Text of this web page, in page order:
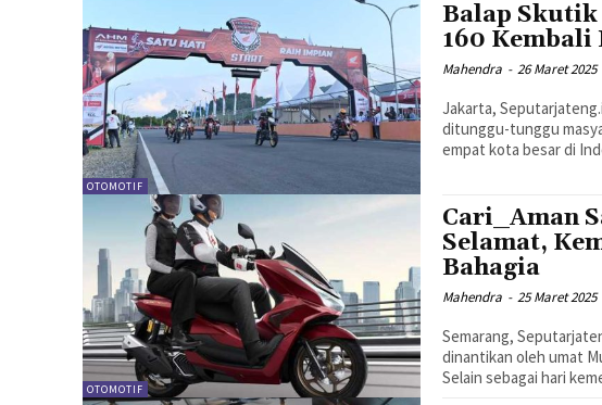
OTOMOTIF
Balap
160 Kembali
Mahendra - 26 Maret 2025
Jakarta,
ditunggu-tunggu
empat kota besar di
OTOMOTIF
Cari_Aman
Selamat,
Bahagia
Mahendra - 25 Maret 2025
Semarang,
dinantikan oleh umat
Selain sebagai hari